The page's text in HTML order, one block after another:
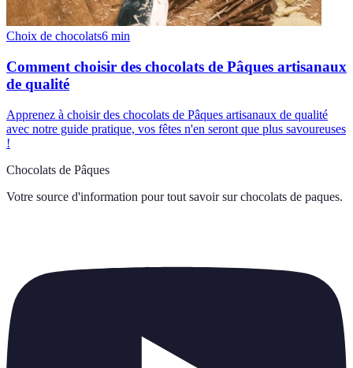
Choix de chocolats6 min
Comment choisir des chocolats de Pâques artisanaux
de qualité
Apprenez à choisir des chocolats de Pâques artisanaux de qualité
avec notre guide pratique, vos fêtes n'en seront que plus savoureuses
!
Chocolats de Pâques
Votre source d'information pour tout savoir sur chocolats de paques.